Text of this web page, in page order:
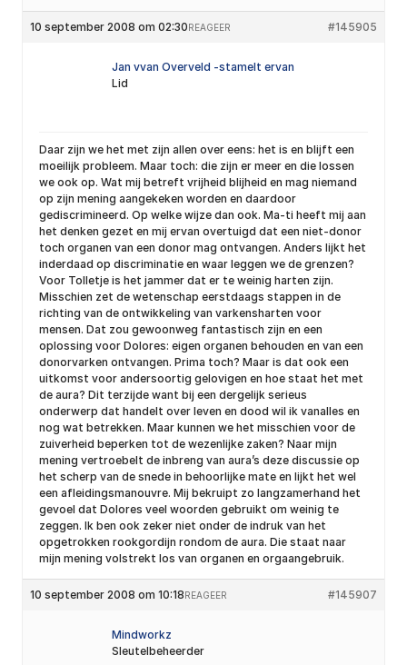
10 september 2008 om 02:30 #145905
REAGEER
Jan vvan Overveld -stamelt ervan
Lid
Daar zijn we het met zijn allen over eens: het is en blijft een
moeilijk probleem. Maar toch: die zijn er meer en die lossen
we ook op. Wat mij betreft vrijheid blijheid en mag niemand
op zijn mening aangekeken worden en daardoor
gediscrimineerd. Op welke wijze dan ook. Ma-ti heeft mij aan
het denken gezet en mij ervan overtuigd dat een niet-donor
toch organen van een donor mag ontvangen. Anders lijkt het
inderdaad op discriminatie en waar leggen we de grenzen?
Voor Tolletje is het jammer dat er te weinig harten zijn.
Misschien zet de wetenschap eerstdaags stappen in de
richting van de ontwikkeling van varkensharten voor
mensen. Dat zou gewoonweg fantastisch zijn en een
oplossing voor Dolores: eigen organen behouden en van een
donorvarken ontvangen. Prima toch? Maar is dat ook een
uitkomst voor andersoortig gelovigen en hoe staat het met
de aura? Dit terzijde want bij een dergelijk serieus
onderwerp dat handelt over leven en dood wil ik vanalles en
nog wat betrekken. Maar kunnen we het misschien voor de
zuiverheid beperken tot de wezenlijke zaken? Naar mijn
mening vertroebelt de inbreng van aura’s deze discussie op
het scherp van de snede in behoorlijke mate en lijkt het wel
een afleidingsmanouvre. Mij bekruipt zo langzamerhand het
gevoel dat Dolores veel woorden gebruikt om weinig te
zeggen. Ik ben ook zeker niet onder de indruk van het
opgetrokken rookgordijn rondom de aura. Die staat naar
mijn mening volstrekt los van organen en orgaangebruik.
10 september 2008 om 10:18 #145907
REAGEER
Mindworkz
Sleutelbeheerder